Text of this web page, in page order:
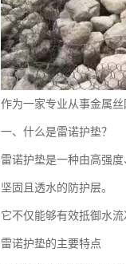
作为一家专业从事金属
一、什么是雷诺护垫？
雷诺护垫是一种由高强
坚固且透水的防护层。
它不仅能够有效抵御水
雷诺护垫的主要特点